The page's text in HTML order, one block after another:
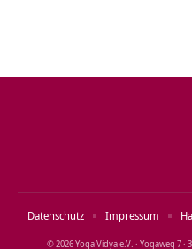
© 2026 Yoga Vidya e.V. · Yogaweg 7 ·
Datenschutz Impressum